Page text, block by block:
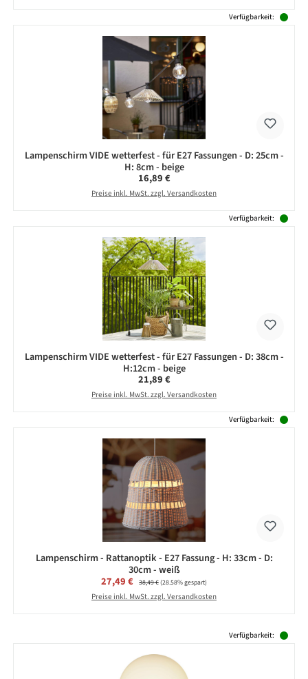
Verfügbarkeit:
Lampenschirm VIDE wetterfest - für E27 Fassungen - D: 25cm -
H: 8cm - beige
Regulärer Preis:
16,89 €
Preise inkl. MwSt. zzgl. Versandkosten
Verfügbarkeit:
Lampenschirm VIDE wetterfest - für E27 Fassungen - D: 38cm -
H:12cm - beige
Regulärer Preis:
21,89 €
Preise inkl. MwSt. zzgl. Versandkosten
Verfügbarkeit:
Lampenschirm - Rattanoptik - E27 Fassung - H: 33cm - D:
30cm - weiß
Verkaufspreis:
27,49 € Regulärer Preis:
38,49 €(28.58% gespart)
Preise inkl. MwSt. zzgl. Versandkosten
Verfügbarkeit: